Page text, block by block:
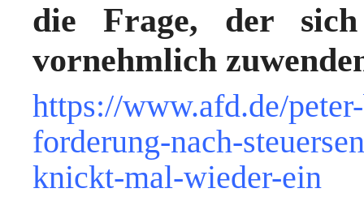
die Frage, der
vornehmlich
https://www.afd.de/
forderung-nach-
knickt-mal-wieder-ein